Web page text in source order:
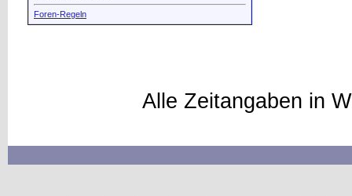
Foren-Regeln
Alle Zeitangaben in